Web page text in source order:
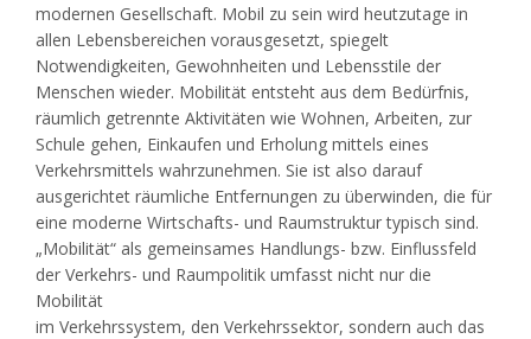
modernen Gesellschaft. Mobil zu sein wird heutzutage in
allen Lebensbereichen vorausgesetzt, spiegelt
Notwendigkeiten, Gewohnheiten und Lebensstile der
Menschen wieder. Mobilität entsteht aus dem Bedürfnis,
räumlich getrennte Aktivitäten wie Wohnen, Arbeiten, zur
Schule gehen, Einkaufen und Erholung mittels eines
Verkehrsmittels wahrzunehmen. Sie ist also darauf
ausgerichtet räumliche Entfernungen zu überwinden, die für
eine moderne Wirtschafts- und Raumstruktur typisch sind.
„Mobilität“ als gemeinsames Handlungs- bzw. Einflussfeld
der Verkehrs- und Raumpolitik umfasst nicht nur die
Mobilität
im Verkehrssystem, den Verkehrssektor, sondern auch das